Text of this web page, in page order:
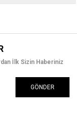
İlk Sizin Haberiniz
GÖNDER